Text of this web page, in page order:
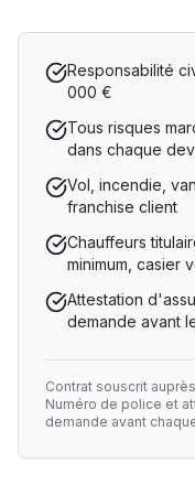
Responsabilité
000 €
Tous risques
dans chaque
Vol, incendie,
franchise client
Chauffeurs
minimum, casier
Attestation
demande avant
Contrat souscrit
Numéro de police et
demande avant